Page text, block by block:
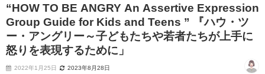
“HOW TO BE ANGRY An Assertive Expression
Group Guide for Kids and Teens ” 『ハウ・ツ
ー・アングリー～子どもたちや若者たちが上手に
怒りを表現するために」
2022年1月25日 2023年8月28日